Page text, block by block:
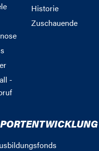
-
Historie
Zuschauende